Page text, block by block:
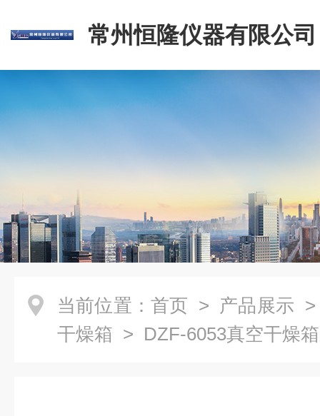
常州恒隆仪器有限公司
当前位置： 首页 > 产品展示
干燥箱 > DZF-6053真空干燥